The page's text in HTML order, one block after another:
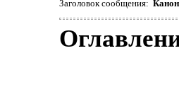
Заголовок сообщения: